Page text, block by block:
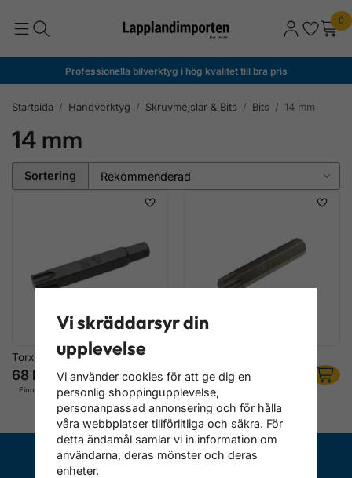
0
Professionella bilverktyg i hög kvalitet till bra pris
Startsida / Handverktyg / Skruvmejslar & Bits / Bits / 14 mm
14 mm
Sortering
Torx Bits T60 14 mm, 75 mm
68 kr
Finns i lager
60 kr
Finns i lager
Vi skräddarsyr din
upplevelse
Vi använder cookies för att ge dig en
personlig shoppingupplevelse,
personanpassad annonsering och för hålla
våra webbplatser tillförlitliga och säkra. För
detta ändamål samlar vi in information om
användarna, deras mönster och deras
enheter.